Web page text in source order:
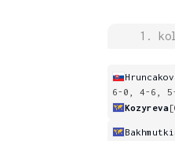
1.
6-0, 4-6,
Kozyreva